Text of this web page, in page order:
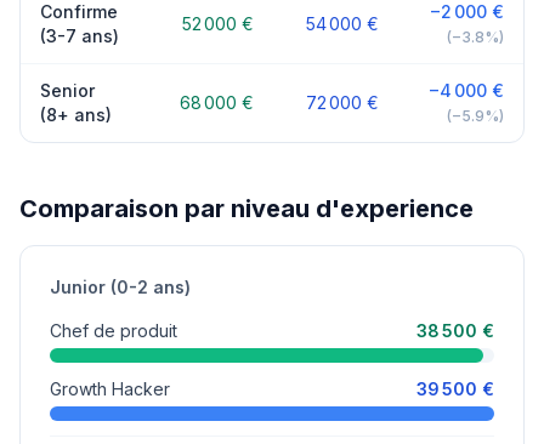
Confirme
(3-7 ans)
52 000 € 54 000 €
−2 000 €
(−3.8%)
Senior
(8+ ans)
68 000 € 72 000 €
−4 000 €
(−5.9%)
Comparaison par niveau d'experience
Junior (0-2 ans)
Chef de produit 38 500 €
Growth Hacker 39 500 €